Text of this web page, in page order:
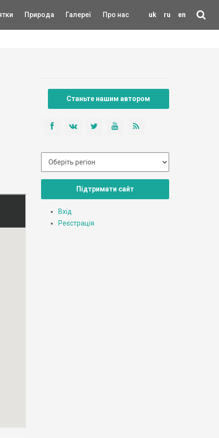
uk ru en
Природа Галереї Про нас
Станьте нашим автором
Підтримати сайт
Вхід
Реєстрація